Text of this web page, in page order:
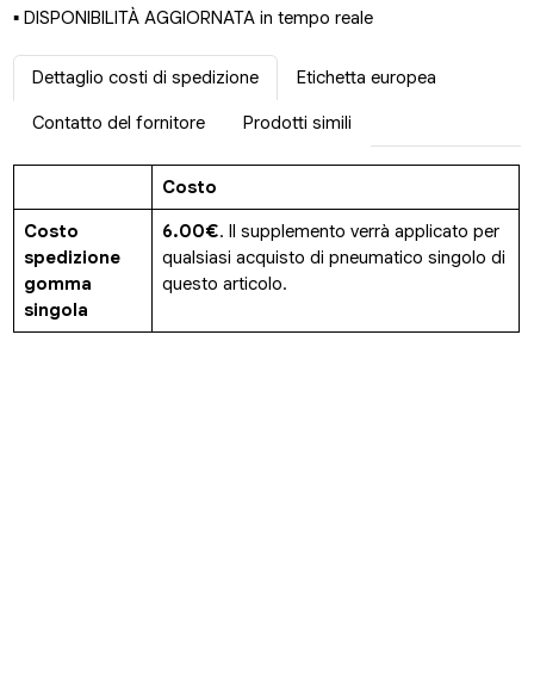
▪ DISPONIBILITÀ AGGIORNATA in tempo reale
Dettaglio costi di spedizione Etichetta europea
Contatto del fornitore Prodotti simili
Costo
Costo
spedizione
gomma
singola
6.00€. Il supplemento verrà applicato per
qualsiasi acquisto di pneumatico singolo di
questo articolo.